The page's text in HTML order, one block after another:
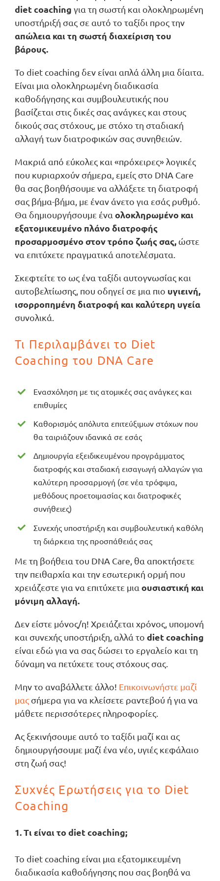
diet coaching για τη σωστή και ολοκληρωμένη
υποστήριξή σας σε αυτό το ταξίδι προς την
απώλεια και τη σωστή διαχείριση του
βάρους.
Το diet coaching δεν είναι απλά άλλη μια δίαιτα.
Είναι μια ολοκληρωμένη διαδικασία
καθοδήγησης και συμβουλευτικής που
βασίζεται στις δικές σας ανάγκες και στους
δικούς σας στόχους, με στόχο τη σταδιακή
αλλαγή των διατροφικών σας συνηθειών.
Μακριά από εύκολες και «πρόχειρες» λογικές
που κυριαρχούν σήμερα, εμείς στο DNA Care
θα σας βοηθήσουμε να αλλάξετε τη διατροφή
σας βήμα-βήμα, με έναν άνετο για εσάς ρυθμό.
Θα δημιουργήσουμε ένα ολοκληρωμένο και
εξατομικευμένο πλάνο διατροφής
προσαρμοσμένο στον τρόπο ζωής σας,ώστε
να επιτύχετε πραγματικά αποτελέσματα.
Σκεφτείτε το ως ένα ταξίδι αυτογνωσίας και
αυτοβελτίωσης, που οδηγεί σε μια πιο υγιεινή,
ισορροπημένη διατροφή και καλύτερη υγεία
συνολικά.
Τι Περιλαμβάνει το Diet
Coaching του DNA Care
Ενασχόληση με τις ατομικές σας ανάγκες και
επιθυμίες
Καθορισμός απόλυτα επιτεύξιμων στόχων που
θα ταιριάζουν ιδανικά σε εσάς
Δημιουργία εξειδικευμένου προγράμματος
διατροφής και σταδιακή εισαγωγή αλλαγών για
καλύτερη προσαρμογή (σε νέα τρόφιμα,
μεθόδους προετοιμασίας και διατροφικές
συνήθειες)
Συνεχής υποστήριξη και συμβουλευτική καθόλη
τη διάρκεια της προσπάθειάς σας
Με τη βοήθεια του DNA Care, θα αποκτήσετε
την πειθαρχία και την εσωτερική ορμή που
χρειάζεστε για να επιτύχετε μια ουσιαστική και
μόνιμη αλλαγή.
Δεν είστε μόνος/η! Χρειάζεται χρόνος, υπομονή
και συνεχής υποστήριξη, αλλά το diet coaching
είναι εδώ για να σας δώσει το εργαλείο και τη
δύναμη να πετύχετε τους στόχους σας.
Μην το αναβάλλετε άλλο! Επικοινωνήστε μαζί
μαςσήμερα για να κλείσετε ραντεβού ή για να
μάθετε περισσότερες πληροφορίες.
Ας ξεκινήσουμε αυτό το ταξίδι μαζί και ας
δημιουργήσουμε μαζί ένα νέο, υγιές κεφάλαιο
στη ζωή σας!
Συχνές Ερωτήσεις για το Diet
Coaching
1. Τι είναι το diet coaching;
Το diet coaching είναι μια εξατομικευμένη
διαδικασία καθοδήγησης που σας βοηθά να